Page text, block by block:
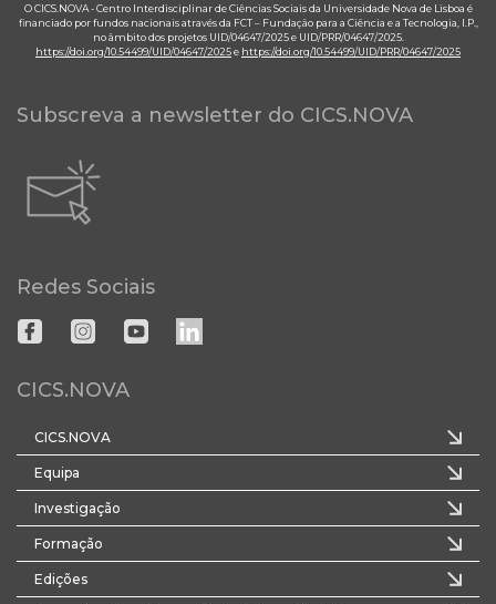
O CICS.NOVA - Centro Interdisciplinar de Ciências Sociais da Universidade Nova de Lisboa é
financiado por fundos nacionais através da FCT – Fundação para a Ciência e a Tecnologia, I.P.,
no âmbito dos projetos UID/04647/2025 e UID/PRR/04647/2025.
https://doi.org/10.54499/UID/04647/2025e https://doi.org/10.54499/UID/PRR/04647/2025
Subscreva a newsletter do CICS.NOVA
Redes Sociais
CICS.NOVA
CICS.NOVA
Equipa
Investigação
Formação
Edições